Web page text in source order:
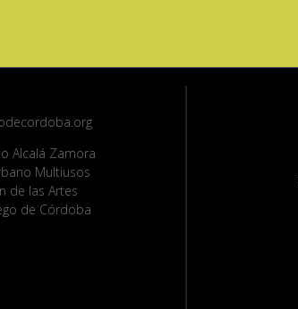
Alcalá Zamora
Multiusos
de las Artes
de Córdoba